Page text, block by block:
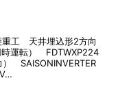
工 天井埋込形2方向
運転） FDTWXP224
SAISONINVERTER